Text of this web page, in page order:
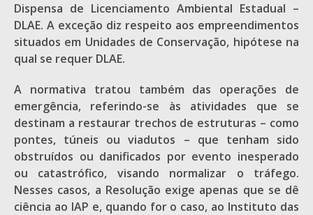
Dispensa de Licenciamento Ambiental Estadual –
DLAE. A exceção diz respeito aos empreendimentos
situados em Unidades de Conservação, hipótese na
qual se requer DLAE.
A normativa tratou também das operações de
emergência, referindo-se às atividades que se
destinam a restaurar trechos de estruturas – como
pontes, túneis ou viadutos – que tenham sido
obstruídos ou danificados por evento inesperado
ou catastrófico, visando normalizar o tráfego.
Nesses casos, a Resolução exige apenas que se dê
ciência ao IAP e, quando for o caso, ao Instituto das